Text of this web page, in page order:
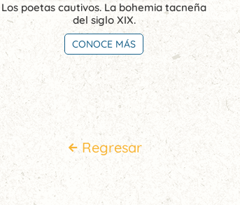
Los poetas cautivos. La bohemia tacneña
del siglo XIX.
CONOCE MÁS
Regresar